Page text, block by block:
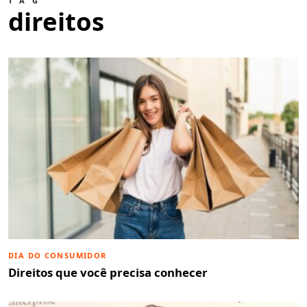
direitos
DIA DO CONSUMIDOR
Direitos que você precisa conhecer